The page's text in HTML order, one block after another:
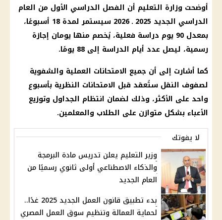
أوضحت وزارة التعليم أن الفصل الدراسي الأول من العام
الدراسي الجديد 2025 ـ 2026 سيستمر لمدة 18 أسبوعًا،
بمعدل 90 يوم دراسة فعلية، يُخصم منها يومان إجازة
رسمية، ليصل عدد أيام الدراسة إلى 88 يومًا.
كما أشارت إلى أن جميع الامتحانات العملية والشفوية
لصفوف النقل ستُعقد قبل الامتحانات النظرية بأسبوع
واحد على الأكثر، وذلك لضمان انتظام الجداول وتوزيع
الأعباء بشكل متوازن على الطلاب والمعلمين.
لا يفوتك
وزير التعليم يعلن تدريس مادة البرمجة
والذكاء الاصطناعي أولى ثانوي رسميًا من
العام الجديد
بدء تطبيق قانون العمل الجديد 2025 غدًا..
لحماية العمالة وتنظيم سوق العمل المصري